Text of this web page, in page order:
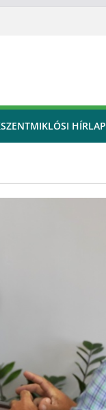
HÍRLAP